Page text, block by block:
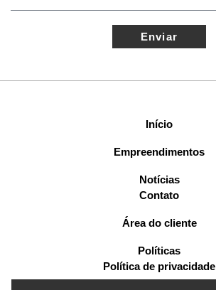
Enviar
Início
Empreendimentos
Notícias
Contato
Área do cliente
Políticas
Política de privacidade